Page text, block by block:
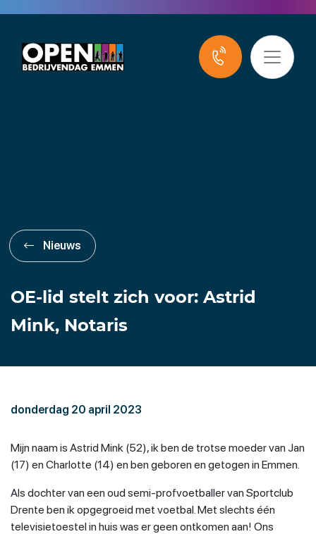
Nieuws
OE-lid stelt zich voor: Astrid
Mink, Notaris
donderdag 20 april 2023
Mijn naam is Astrid Mink (52), ik ben de trotse moeder van Jan
(17) en Charlotte (14) en ben geboren en getogen in Emmen.
Als dochter van een oud semi-profvoetballer van Sportclub
Drente ben ik opgegroeid met voetbal. Met slechts één
televisietoestel in huis was er geen ontkomen aan! Ons